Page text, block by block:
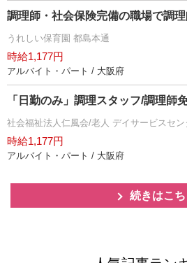
調理師・社会保険完備の職場で調
うれしい保育園 都島本通
時給1,177円
アルバイト・パート / 大阪府
「日勤のみ」調理スタッフ/調理師
社会福祉法人仁風会/老人 デイサービスセ
時給1,177円
アルバイト・パート / 大阪府
続きはこち